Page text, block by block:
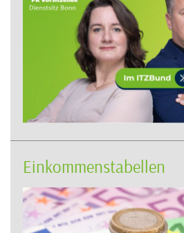
Einkommenstabellen